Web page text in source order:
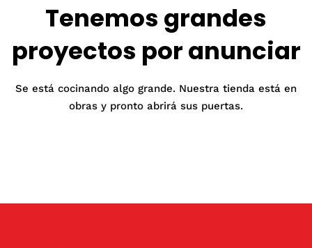
Tenemos grandes
proyectos por anunciar
Se está cocinando algo grande. Nuestra tienda está en
obras y pronto abrirá sus puertas.